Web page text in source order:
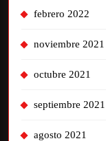
febrero 2022
noviembre 2021
octubre 2021
septiembre 2021
agosto 2021